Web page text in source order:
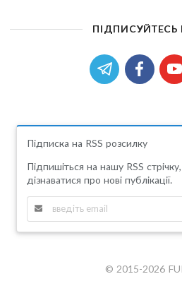
ПІДПИСУЙТЕСЬ
Підписка на RSS розсилку
Підпишіться на нашу RSS
дізнаватися про нові публікації.
© 2015-2026